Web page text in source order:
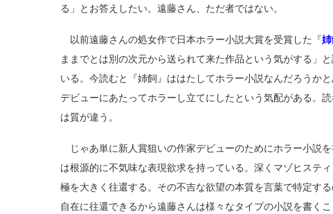
る」とお答えしたい。遠藤さん、ただ者ではない。
以前遠藤さんの処女作で日本ホラー小説大賞を受賞した『
ままでとは別の次元から送られて来た作品という気がする」
いる。今読むと『姉飼』ははたしてホラー小説なんだろうか
デビューにあたってホラーし立てにしたという気配がある。
は質が違う。
じゃあ単に新人賞狙いの作家デビューのためにホラー小説
は根源的に不気味な表現欲求を持っている。深くマゾヒステ
極を大きく往還する。その不吉な欲望の本質を言葉で特定す
自在に往還できるから遠藤さんは様々なタイプの小説を書くこ